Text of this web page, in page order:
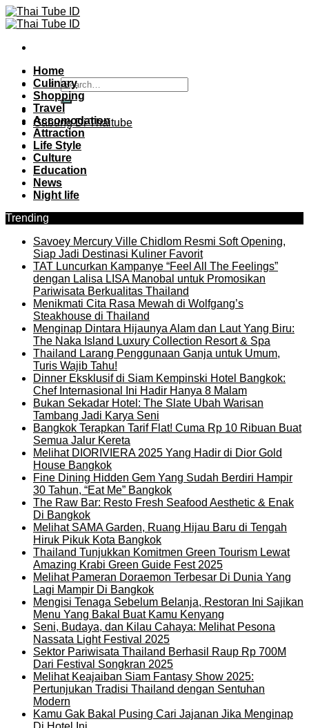
Skip
to
Gabung Di Thaitube
Home
Culinary
Shopping
Travel
Accomodation
Attraction
Life Style
Culture
Education
News
Night life
Trending
Savoey Mercury Ville Chidlom Resmi Soft Opening,
Siap Jadi Destinasi Kuliner Favorit
TAT Luncurkan Kampanye “Feel All The Feelings”
dengan Lalisa LISA Manobal untuk Promosikan
Pariwisata Berkualitas Thailand
Menikmati Cita Rasa Mewah di Wolfgang’s
Steakhouse di Thailand
Menginap Dintara Hijaunya Alam dan Laut Yang Biru:
The Naka Island Luxury Collection Resort & Spa
Thailand Larang Penggunaan Ganja untuk Umum,
Turis Wajib Tahu!
Dinner Eksklusif di Siam Kempinski Hotel Bangkok:
Chef Internasional Ini Hadir Hanya 8 Malam
Bukan Sekadar Hotel: The Slate Ubah Warisan
Tambang Jadi Karya Seni
Bangkok Terapkan Tarif Flat! Cuma Rp 10 Ribuan Buat
Semua Jalur Kereta
Melihat DIORIVIERA 2025 Yang Hadir di Dior Gold
House Bangkok
Fine Dining Hidden Gem Yang Sudah Berdiri Hampir
30 Tahun, “Eat Me” Bangkok
The Raw Bar: Resto Fresh Seafood Aesthetic & Enak
Di Bangkok
Melihat SAMA Garden, Ruang Hijau Baru di Tengah
Hiruk Pikuk Kota Bangkok
Thailand Tunjukkan Komitmen Green Tourism Lewat
Amazing Krabi Green Guide Fest 2025
Melihat Pameran Doraemon Terbesar Di Dunia Yang
Lagi Mampir Di Bangkok
Mengisi Tenaga Sebelum Belanja, Restoran Ini Sajikan
Menu Yang Bakal Buat Kamu Kenyang
Seni, Budaya, dan Kilau Cahaya: Melihat Pesona
Nassata Light Festival 2025
Sektor Pariwisata Thailand Berhasil Raup Rp 700M
Dari Festival Songkran 2025
Melihat Keajaiban Siam Fantasy Show 2025:
Pertunjukan Tradisi Thailand dengan Sentuhan
Modern
Kamu Gak Bakal Pusing Cari Jajanan Jika Menginap